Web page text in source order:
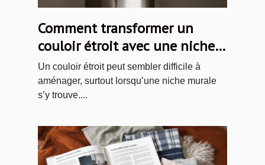
Comment transformer un
couloir étroit avec une niche
murale ?
Un couloir étroit peut sembler difficile à
aménager, surtout lorsqu’une niche murale
s’y trouve....